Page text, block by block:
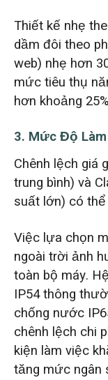
Thiết kế nhẹ
dầm đôi theo
web) nhẹ hơn
mức tiêu thụ
hơn khoảng
3. Mức Độ
Chênh lệch giá
trung bình) và
suất lớn) có
Việc lựa chọn
ngoài trời ảnh
toàn bộ máy.
IP54 thông
chống nước
chênh lệch chi
kiện làm việc
tăng mức ngân